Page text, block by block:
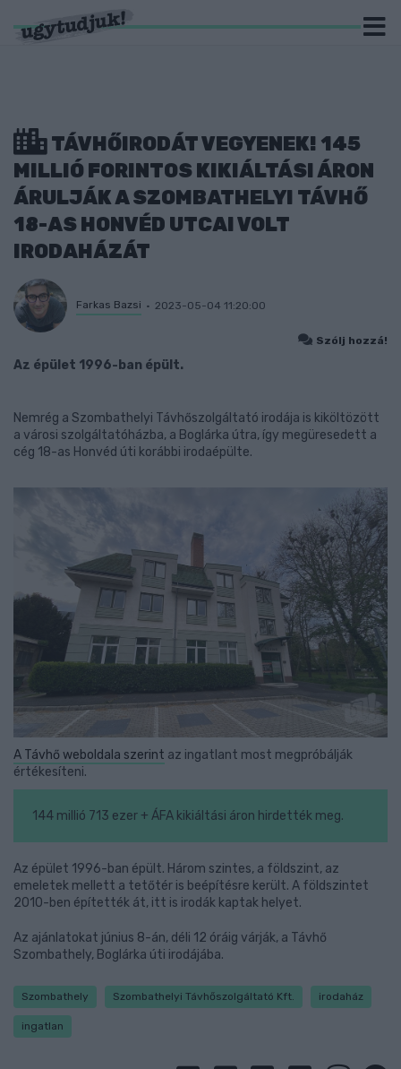
TÁVHŐIRODÁT VEGYENEK! 145
MILLIÓ FORINTOS KIKIÁLTÁSI ÁRON
ÁRULJÁK A SZOMBATHELYI TÁVHŐ
18-AS HONVÉD UTCAI VOLT
IRODAHÁZÁT
Farkas Bazsi 2023-05-04 11:20:00
Szólj hozzá!
Az épület 1996-ban épült.
Nemrég a Szombathelyi Távhőszolgáltató irodája is kiköltözött
a városi szolgáltatóházba, a Boglárka útra, így megüresedett a
cég 18-as Honvéd úti korábbi irodaépülte.
A Távhő weboldala szerint az ingatlant most megpróbálják
értékesíteni.
144 millió 713 ezer + ÁFA kikiáltási áron hirdették meg.
Az épület 1996-ban épült. Három szintes, a földszint, az
emeletek mellett a tetőtér is beépítésre került. A földszintet
2010-ben építették át, itt is irodák kaptak helyet.
Az ajánlatokat június 8-án, déli 12 óráig várják, a Távhő
Szombathely, Boglárka úti irodájába.
Szombathely Szombathelyi Távhőszolgáltató Kft. irodaház
ingatlan